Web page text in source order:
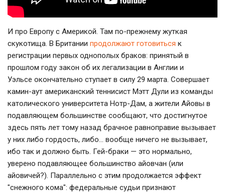
И про Европу с Америкой. Там по-прежнему жуткая
скукотища. В Британии продолжают готовиться к
регистрации первых однополых браков: принятый в
прошлом году закон об их легализации в Англии и
Уэльсе окончательно ступает в силу 29 марта. Совершает
камин-аут американский теннисист Мэтт Дули из команды
католического университета Нотр-Дам, а жители Айовы в
подавляющем большинстве сообщают, что достигнутое
здесь пять лет тому назад брачное равноправие вызывает
у них либо гордость, либо… вообще ничего не вызывает,
ибо так и должно быть. Гей-браки — это нормально,
уверено подавляющее большинство айовчан (или
айовичей?). Параллельно с этим продолжается эффект
"снежного кома": федеральные судьи признают